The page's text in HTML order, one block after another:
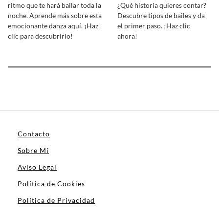
ritmo que te hará bailar toda la
noche. Aprende más sobre esta
emocionante danza aquí. ¡Haz
clic para descubrirlo!
¿Qué historia quieres contar?
Descubre tipos de bailes y da
el primer paso. ¡Haz clic
ahora!
Contacto
Sobre Mí
Aviso Legal
Política de Cookies
Política de Privacidad